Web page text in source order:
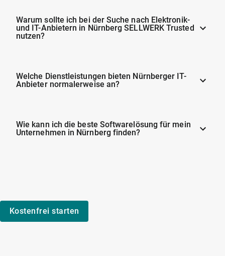
Warum sollte ich bei der Suche nach Elektronik-
und IT-Anbietern in Nürnberg SELLWERK Trusted
nutzen?
Welche Dienstleistungen bieten Nürnberger IT-
Anbieter normalerweise an?
Wie kann ich die beste Softwarelösung für mein
Unternehmen in Nürnberg finden?
Kostenfrei starten